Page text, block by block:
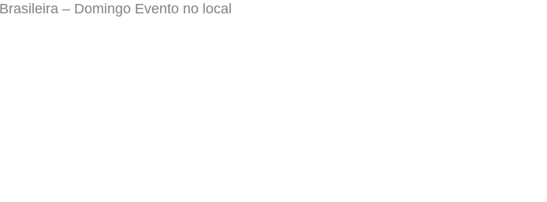
– Domingo Evento no local